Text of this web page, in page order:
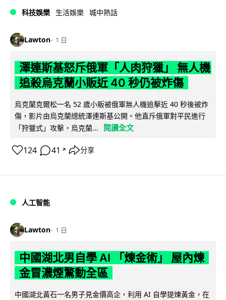
科技娛樂 生活娛樂 城中熱話
Lawton 1 日
澤連斯基怒斥俄軍「人肉狩獵」 無人機
追殺烏克蘭小販近 40 秒仍被炸傷
烏克蘭克爾松一名 52 歲小販被俄軍無人機追擊近 40 秒後被炸
傷，影片由烏克蘭總統澤連斯基公開。他直斥俄軍對平民進行
「狩獵式」攻擊，烏克蘭...
閱讀全文
124 41 ↗ 分享
人工智能
Lawton 1 日
中國湖北男自學 AI 「煉金術」 屋內煉
金冒濃煙驚動全區
中國湖北黃石一名男子見金價高企，利用 AI 自學提煉黃金，在